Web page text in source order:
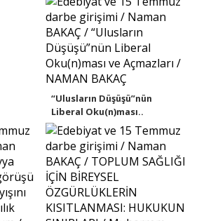
“Ulusların Düşüşü”nün
Liberal Oku(n)ması..